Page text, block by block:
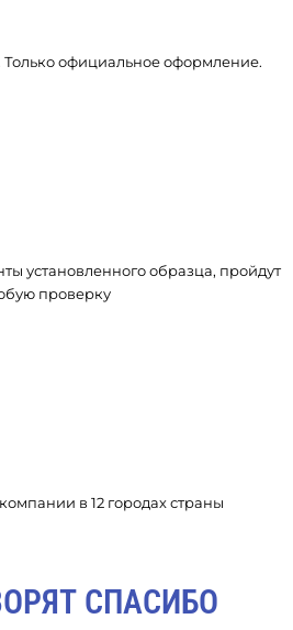
Только официальное оформление.
установленного образца, пройдут
проверку
в 12 городах страны
СПАСИБО